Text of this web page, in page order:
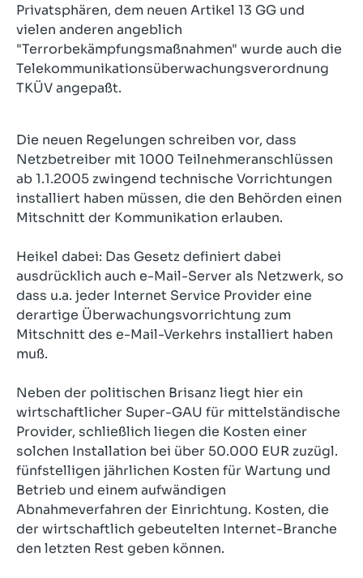
Privatsphären, dem neuen Artikel 13 GG und
vielen anderen angeblich
"Terrorbekämpfungsmaßnahmen" wurde auch die
Telekommunikationsüberwachungsverordnung
TKÜV angepaßt.
Die neuen Regelungen schreiben vor, dass
Netzbetreiber mit 1000 Teilnehmeranschlüssen
ab 1.1.2005 zwingend technische Vorrichtungen
installiert haben müssen, die den Behörden einen
Mitschnitt der Kommunikation erlauben.
Heikel dabei: Das Gesetz definiert dabei
ausdrücklich auch e-Mail-Server als Netzwerk, so
dass u.a. jeder Internet Service Provider eine
derartige Überwachungsvorrichtung zum
Mitschnitt des e-Mail-Verkehrs installiert haben
muß.
Neben der politischen Brisanz liegt hier ein
wirtschaftlicher Super-GAU für mittelständische
Provider, schließlich liegen die Kosten einer
solchen Installation bei über 50.000 EUR zuzügl.
fünfstelligen jährlichen Kosten für Wartung und
Betrieb und einem aufwändigen
Abnahmeverfahren der Einrichtung. Kosten, die
der wirtschaftlich gebeutelten Internet-Branche
den letzten Rest geben können.